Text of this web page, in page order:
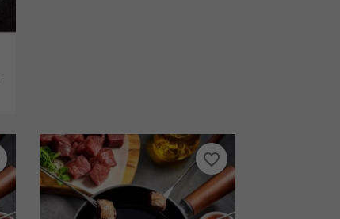
favorite_border